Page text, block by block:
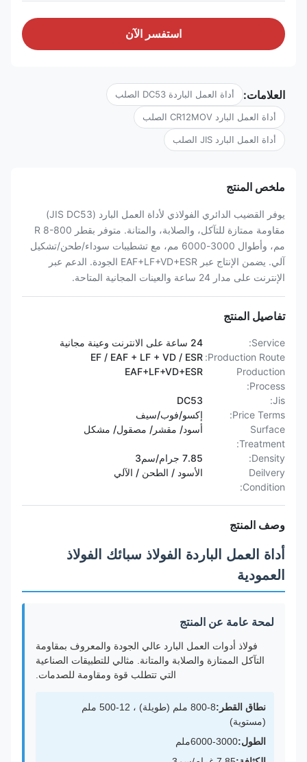
استفسر الآن
العلامات: أداة العمل الباردة DC53 الصلب
أداة العمل البارد CR12MOV الصلب
أداة العمل البارد JIS الصلب
ملخص المنتج
يوفر القضيب الدائري الفولاذي لأداة العمل البارد (JIS DC53)
مقاومة ممتازة للتآكل، والصلابة، والمتانة. متوفر بقطر R 8-800
مم، وأطوال 3000-6000 مم، مع تشطيبات سوداء/طحن/تشكيل
آلي. يضمن الإنتاج عبر EAF+LF+VD+ESR الجودة. الدعم عبر
الإنترنت على مدار 24 ساعة والعينات المجانية المتاحة.
تفاصيل المنتج
Service:
Production Route:
EF / EAF + LF + VD / ESR
Production
Process:
EAF+LF+VD+ESR
DC53
Price Terms:
إكسو/فوب/سيف
Surface
Treatment:
أسود/ مقشر/ مصقول/ مشكل
Density:
Deilvery
Condition:
الأسود / الطحن / الآلي
وصف المنتج
أداة العمل الباردة الفولاذ سبائك الفولاذ
العمودية
لمحة عامة عن المنتج
فولاذ أدوات العمل البارد عالي الجودة والمعروف بمقاومة
التآكل الممتازة والصلابة والمتانة. مثالي للتطبيقات الصناعية
التي تتطلب قوة ومقاومة للصدمات.
نطاق القطر:
8-800 ملم (طويلة) ، 12-500 ملم
(مستوية)
الطول:3000-6000ملم